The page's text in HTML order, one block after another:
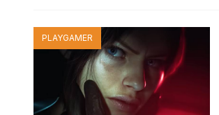
PLAYGAMER